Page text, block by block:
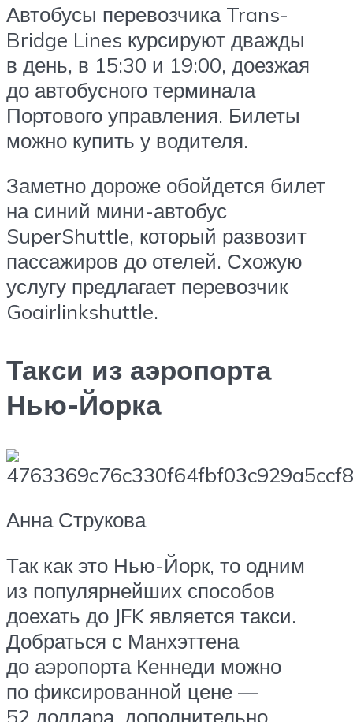
Автобусы перевозчика Trans-
Bridge Lines курсируют дважды
в день, в 15:30 и 19:00, доезжая
до автобусного терминала
Портового управления. Билеты
можно купить у водителя.
Заметно дороже обойдется билет
на синий мини-автобус
SuperShuttle, который развозит
пассажиров до отелей. Схожую
услугу предлагает перевозчик
Goairlinkshuttle.
Такси из аэропорта
Нью-Йорка
Анна Струкова
Так как это Нью-Йорк, то одним
из популярнейших способов
доехать до JFK является такси.
Добраться с Манхэттена
до аэропорта Кеннеди можно
по фиксированной цене —
52 доллара, дополнительно